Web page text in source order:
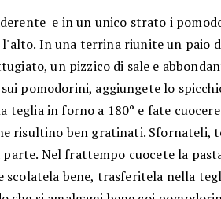
e in un unico strato i
In una terrina riunite un paio
un pizzico di sale e
pomodorini, aggiungete lo
in forno a 180° e fate
risultino ben gratinati. Sfornateli,
Nel frattempo cuocete la
scolatela bene, trasferitela nella